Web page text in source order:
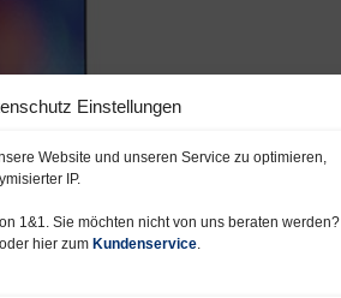
Einstellungen
Website und unseren Service zu optimieren,
IP.
1&1. Sie möchten nicht von uns beraten werden?
oder hier zum Kundenservice.